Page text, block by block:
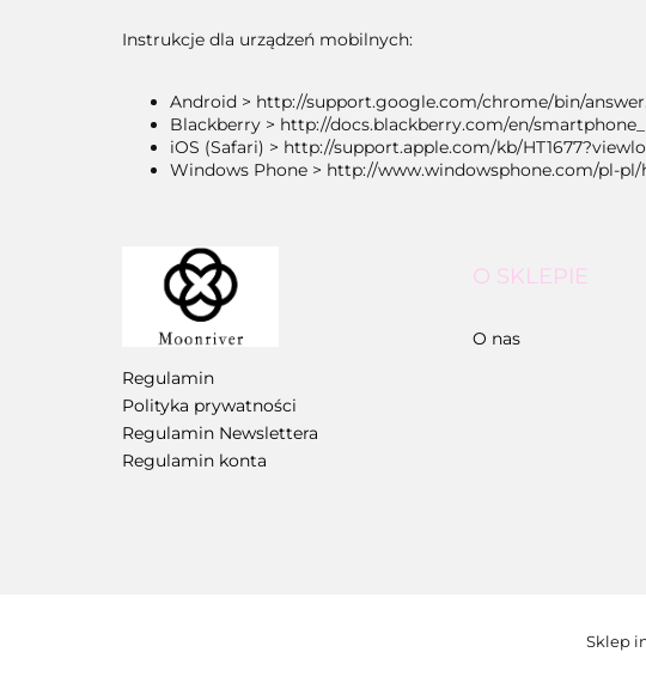
Instrukcje dla urządzeń mobilnych:
Android > http://support.google.com/chrome/bin/
Blackberry > http://docs.blackberry.com/en/
iOS (Safari) > http://support.apple.com/kb/
Windows Phone > http://www.windowsphone.com/pl-
Regulamin
Polityka prywatności
Regulamin Newslettera
Regulamin konta
O SKLEPIE
O nas
Sklep